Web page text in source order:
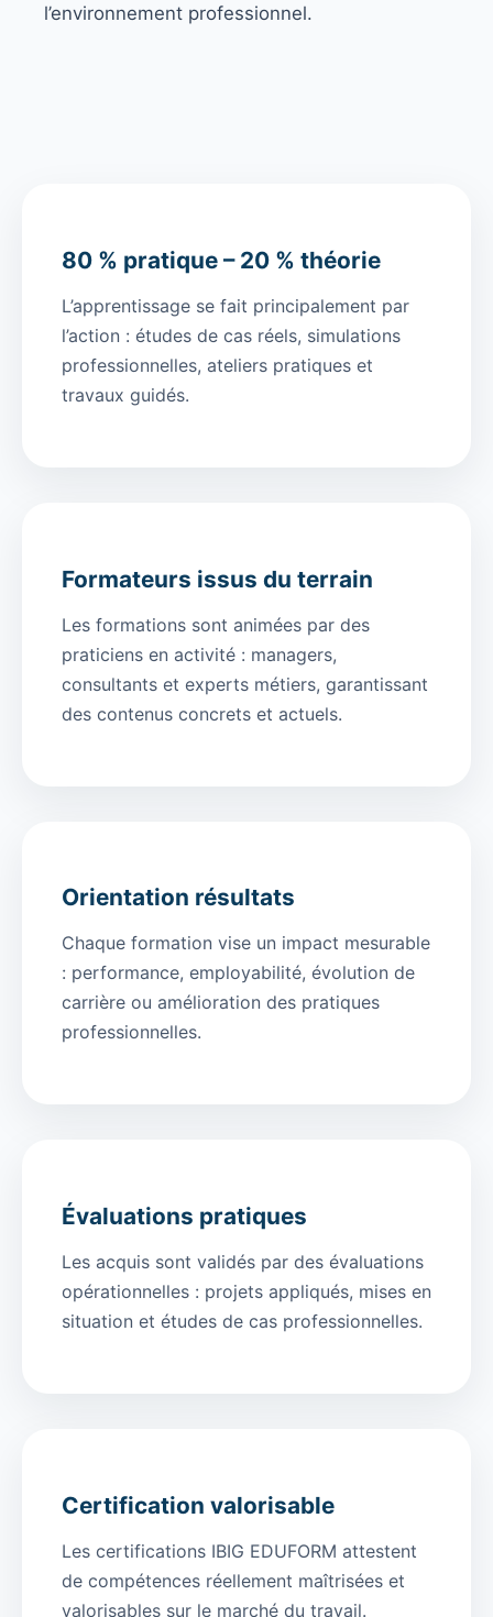
l’environnement professionnel.
80 % pratique – 20 % théorie
L’apprentissage se fait principalement par
l’action : études de cas réels, simulations
professionnelles, ateliers pratiques et
travaux guidés.
Formateurs issus du terrain
Les formations sont animées par des
praticiens en activité : managers,
consultants et experts métiers, garantissant
des contenus concrets et actuels.
Orientation résultats
Chaque formation vise un impact mesurable
: performance, employabilité, évolution de
carrière ou amélioration des pratiques
professionnelles.
Évaluations pratiques
Les acquis sont validés par des évaluations
opérationnelles : projets appliqués, mises en
situation et études de cas professionnelles.
Certification valorisable
Les certifications IBIG EDUFORM attestent
de compétences réellement maîtrisées et
valorisables sur le marché du travail.